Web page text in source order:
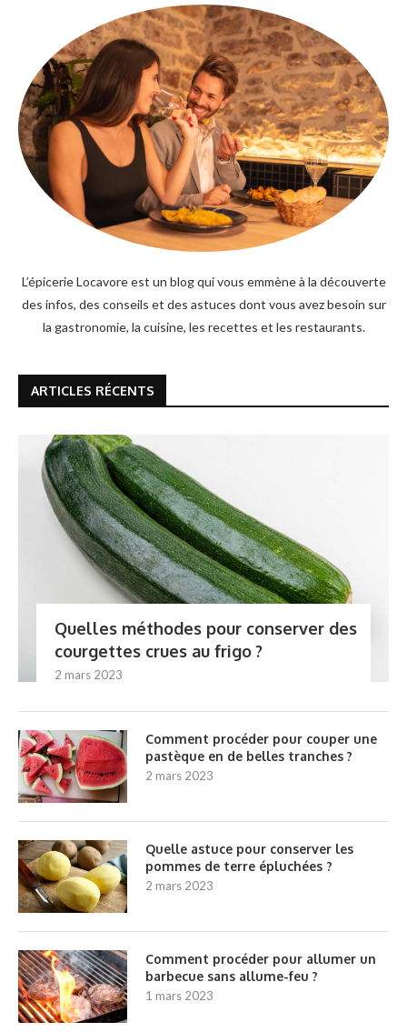
L’épicerie Locavore est un blog qui vous emmène à la découverte
des infos, des conseils et des astuces dont vous avez besoin sur
la gastronomie, la cuisine, les recettes et les restaurants.
ARTICLES RÉCENTS
Quelles méthodes pour conserver des
courgettes crues au frigo ?
2 mars 2023
Comment procéder pour couper une
pastèque en de belles tranches ?
2 mars 2023
Quelle astuce pour conserver les
pommes de terre épluchées ?
2 mars 2023
Comment procéder pour allumer un
barbecue sans allume-feu ?
1 mars 2023